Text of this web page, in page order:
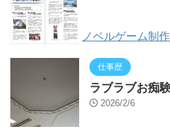
ノベルゲーム制
仕事歴
ラブラブお痴
2026/2/6